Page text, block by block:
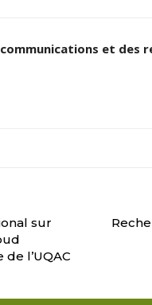
et des
sur
l’UQAC